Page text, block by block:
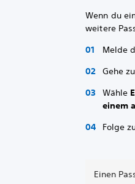
Wenn du
weitere
Melde
Gehe
Wähle
einem
Folge
Einen